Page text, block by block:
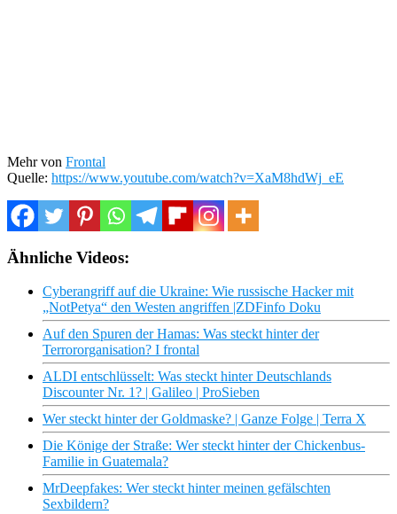
Mehr von Frontal
Quelle: https://www.youtube.com/watch?v=XaM8hdWj_eE
Ähnliche Videos:
Cyberangriff auf die Ukraine: Wie russische Hacker mit
„NotPetya“ den Westen angriffen |ZDFinfo Doku
Auf den Spuren der Hamas: Was steckt hinter der
Terrororganisation? I frontal
ALDI entschlüsselt: Was steckt hinter Deutschlands
Discounter Nr. 1? | Galileo | ProSieben
Wer steckt hinter der Goldmaske? | Ganze Folge | Terra X
Die Könige der Straße: Wer steckt hinter der Chickenbus-
Familie in Guatemala?
MrDeepfakes: Wer steckt hinter meinen gefälschten
Sexbildern?